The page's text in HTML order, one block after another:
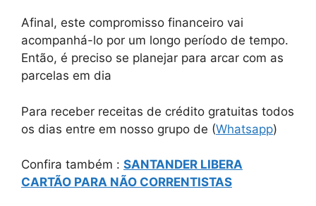
Afinal, este compromisso financeiro vai
acompanhá-lo por um longo período de tempo.
Então, é preciso se planejar para arcar com as
parcelas em dia
Para receber receitas de crédito gratuitas todos
os dias entre em nosso grupo de (Whatsapp)
Confira também : SANTANDER LIBERA
CARTÃO PARA NÃO CORRENTISTAS